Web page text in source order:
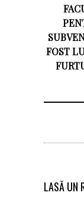
FOST
LASĂ UN